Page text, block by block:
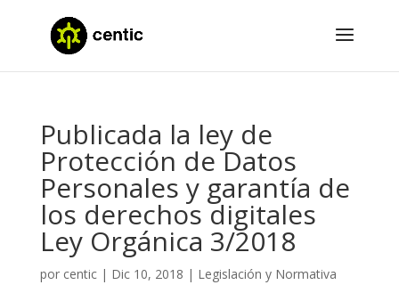
Publicada la ley de
Protección de Datos
Personales y garantía de
los derechos digitales
Ley Orgánica 3/2018
por centic| Dic 10, 2018 | Legislación y Normativa